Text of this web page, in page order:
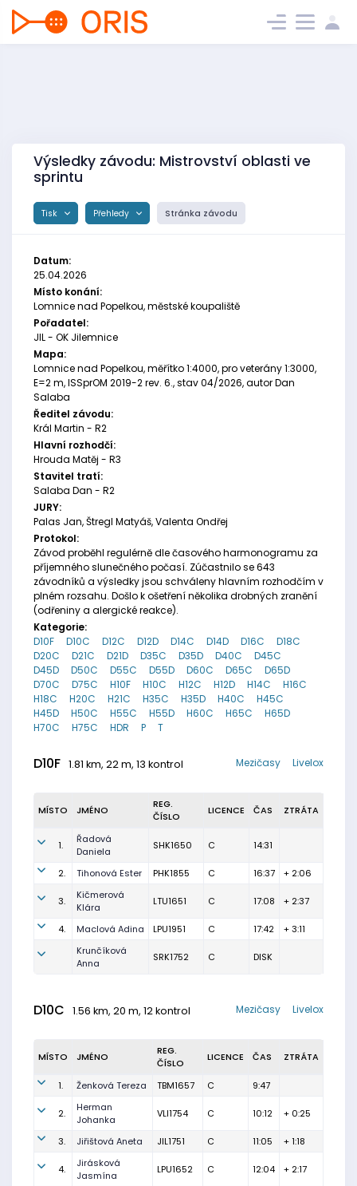
Výsledky závodu: Mistrovství oblasti ve
sprintu
Tisk Přehledy Stránka závodu
Datum:
25.04.2026
Místo konání:
Lomnice nad Popelkou, městské koupaliště
Pořadatel:
JIL - OK Jilemnice
Mapa:
Lomnice nad Popelkou, měřítko 1:4000, pro veterány 1:3000,
E=2 m, ISSprOM 2019-2 rev. 6., stav 04/2026, autor Dan
Salaba
Ředitel závodu:
Král Martin - R2
Hlavní rozhodčí:
Hrouda Matěj - R3
Stavitel tratí:
Salaba Dan - R2
JURY:
Palas Jan, Štregl Matyáš, Valenta Ondřej
Protokol:
Závod proběhl regulérně dle časového harmonogramu za
příjemného slunečného počasí. Zúčastnilo se 643
závodníků a výsledky jsou schváleny hlavním rozhodčím v
plném rozsahu. Došlo k ošetření několika drobných zranění
(odřeniny a alergické reakce).
Kategorie:
D10F
D10C D12C D12D D14C D14D D16C
D18C
D20C
D21C D21D D35C D35D D40C
D45C
D45D
D50C D55C D55D D60C D65C
D65D
D70C
D75C H10F H10C H12C H12D H14C
H16C
H18C
H20C H21C H35C H35D H40C
H45C
H45D
H50C H55C H55D H60C H65C
H65D
H70C
H75C HDR P T
D10F 1.81 km, 22 m, 13 kontrol Livelox
Mezičasy
MÍSTO JMÉNO
REG.
ČÍSLO
LICENCE ČAS ZTRÁTA
1.
Řadová
Daniela
SHK1650 C 14:31
2. Tihonová Ester PHK1855 C 16:37 + 2:06
3.
Kičmerová
Klára
LTU1651 C 17:08 + 2:37
4. Maclová Adina LPU1951 C 17:42
+ 3:11
Krunčíková
Anna
SRK1752 C DISK
D10C 1.56 km, 20 m, 12 kontrol Livelox
Mezičasy
MÍSTO JMÉNO
REG.
ČÍSLO
LICENCE ČAS ZTRÁTA
1. Ženková Tereza TBM1657 C 9:47
2.
Herman
Johanka
VLI1754 C 10:12 + 0:25
3. Jiřištová Aneta JIL1751 C 11:05 + 1:18
4.
Jirásková
Jasmína
LPU1652 C 12:04 + 2:17